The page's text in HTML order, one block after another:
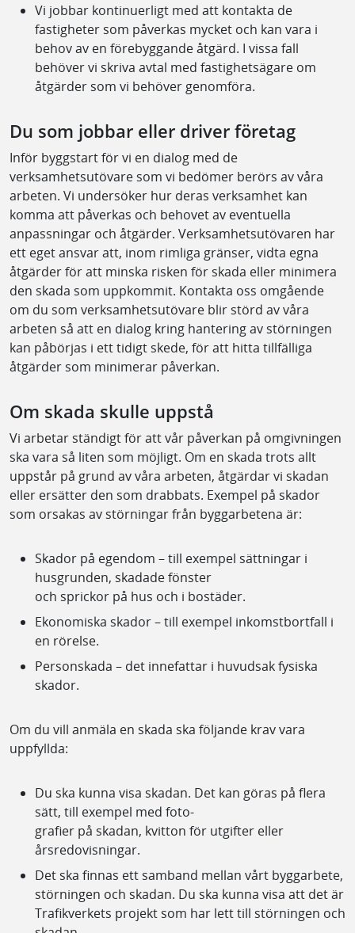
Vi jobbar kontinuerligt med att kontakta de
fastigheter som påverkas mycket och kan vara i
behov av en förebyggande åtgärd. I vissa fall
behöver vi skriva avtal med fastighetsägare om
åtgärder som vi behöver genomföra.
Du som jobbar eller driver företag
Inför byggstart för vi en dialog med de
verksamhetsutövare som vi bedömer berörs av våra
arbeten. Vi undersöker hur deras verksamhet kan
komma att påverkas och behovet av eventuella
anpassningar och åtgärder. Verksamhetsutövaren har
ett eget ansvar att, inom rimliga gränser, vidta egna
åtgärder för att minska risken för skada eller minimera
den skada som uppkommit. Kontakta oss omgående
om du som verksamhetsutövare blir störd av våra
arbeten så att en dialog kring hantering av störningen
kan påbörjas i ett tidigt skede, för att hitta tillfälliga
åtgärder som minimerar påverkan.
Om skada skulle uppstå
Vi arbetar ständigt för att vår påverkan på omgivningen
ska vara så liten som möjligt. Om en skada trots allt
uppstår på grund av våra arbeten, åtgärdar vi skadan
eller ersätter den som drabbats. Exempel på skador
som orsakas av störningar från byggarbetena är:
Skador på egendom – till exempel sättningar i
husgrunden, skadade fönster
och sprickor på hus och i bostäder.
Ekonomiska skador – till exempel inkomstbortfall i
en rörelse.
Personskada – det innefattar i huvudsak fysiska
skador.
Om du vill anmäla en skada ska följande krav vara
uppfyllda:
Du ska kunna visa skadan. Det kan göras på flera
sätt, till exempel med foto-
grafier på skadan, kvitton för utgifter eller
årsredovisningar.
Det ska finnas ett samband mellan vårt byggarbete,
störningen och skadan. Du ska kunna visa att det är
Trafikverkets projekt som har lett till störningen och